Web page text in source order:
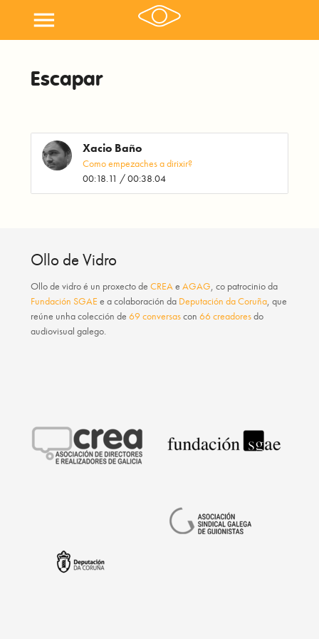
menu
Escapar
Xacio Baño
Como empezaches a dirixir?
00:18.11 / 00:38.04
Ollo de Vidro
Ollo de vidroé un proxecto deCREA eAGAG , co patrocinio da
Fundación SGAE e a colaboración da Deputación da Coruña , que
reúne unha colección de69 conversascon66 creadoresdo
audiovisual galego.